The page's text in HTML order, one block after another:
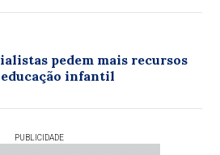
pedem mais recursos
infantil
PUBLICIDADE